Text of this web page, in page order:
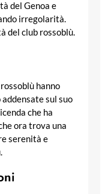
del Genoa e
irregolarità.
del club rossoblù.
hanno
sul suo
che ha
ora trova una
serenità e